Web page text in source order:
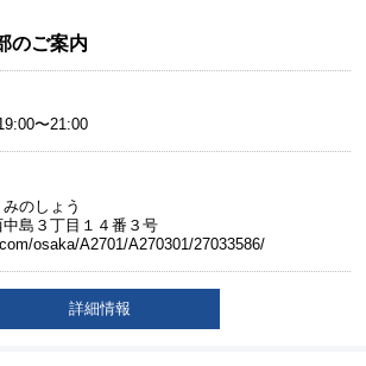
のご案内
〜21:00
のしょう
３丁目１４番３号
osaka/A2701/A270301/27033586/
詳細情報